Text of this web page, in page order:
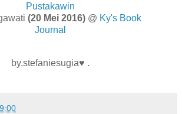
Pustakawin
(20 Mei 2016) @ Ky's Book
Journal
by.stefaniesugia♥ .